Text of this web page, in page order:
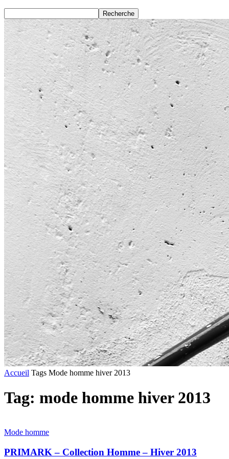
Accueil Tags Mode homme hiver 2013
Tag: mode homme hiver 2013
Mode homme
PRIMARK – Collection Homme – Hiver 2013